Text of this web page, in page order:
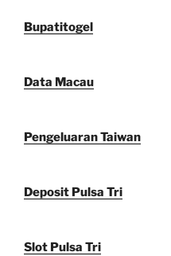
Bupatitogel
Data Macau
Pengeluaran Taiwan
Deposit Pulsa Tri
Slot Pulsa Tri